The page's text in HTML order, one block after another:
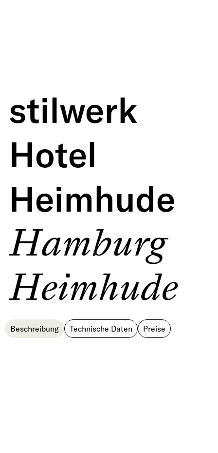
Beschreibung Technische Daten Preise
stilwerk
Hotel
Heimhude
Hamburg
Heimhude